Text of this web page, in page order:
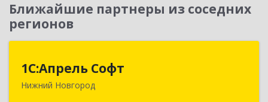
Ближайшие партнеры из соседних
регионов
1С:Апрель Софт
Нижний Новгород
603000, Нижегородская обл, Нижний Новгород